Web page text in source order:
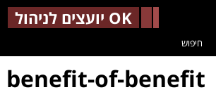
OK יועצים לניהול
חיפוש
benefit-of-benefit